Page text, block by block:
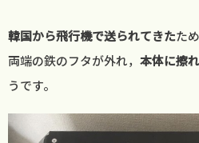
韓国から飛行機で送られてきたた
両端の鉄のフタが外れ， 本体に擦
うです。